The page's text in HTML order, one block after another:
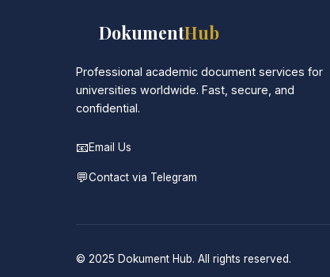
DokumentHub
Professional academic document services for
universities worldwide. Fast, secure, and
confidential.
📧Email Us
💬Contact via Telegram
© 2025 Dokument Hub. All rights reserved.